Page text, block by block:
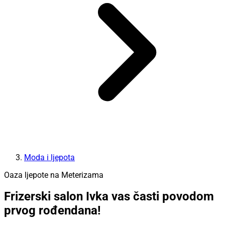
Moda i ljepota
Oaza ljepote na Meterizama
Frizerski salon Ivka vas časti povodom
prvog rođendana!